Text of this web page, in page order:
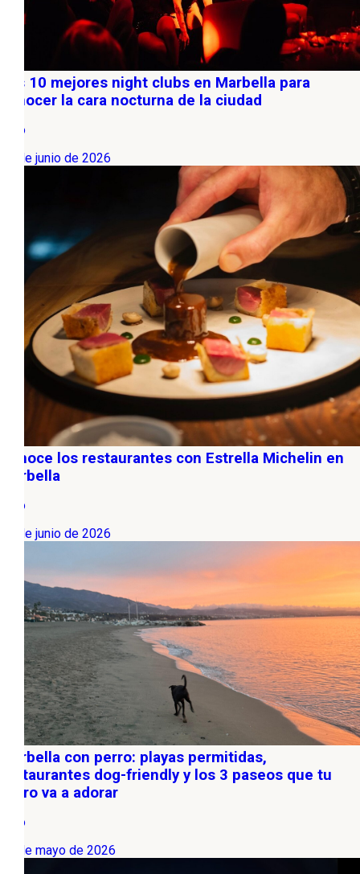
Los 10 mejores night clubs en Marbella para
conocer la cara nocturna de la ciudad
Ocio
17 de junio de 2026
Conoce los restaurantes con Estrella Michelin en
Marbella
Ocio
15 de junio de 2026
Marbella con perro: playas permitidas,
restaurantes dog-friendly y los 3 paseos que tu
perro va a adorar
Ocio
27 de mayo de 2026